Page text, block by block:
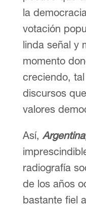
la
votación
linda señal y
momento
creciendo,
discursos
valores
Así,
radiografía
de los años
bastante fiel